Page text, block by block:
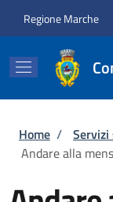
Regione Marche
Briciole
Home /
Andare alla